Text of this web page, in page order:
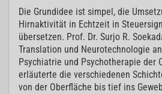
Die Grundidee ist simpel, die
Hirnaktivität in Echtzeit in
übersetzen. Prof. Dr. Surjo R.
Translation und Neurotechnologie
Psychiatrie und Psychotherapie der
erläuterte die verschiedenen
von der Oberfläche bis tief ins